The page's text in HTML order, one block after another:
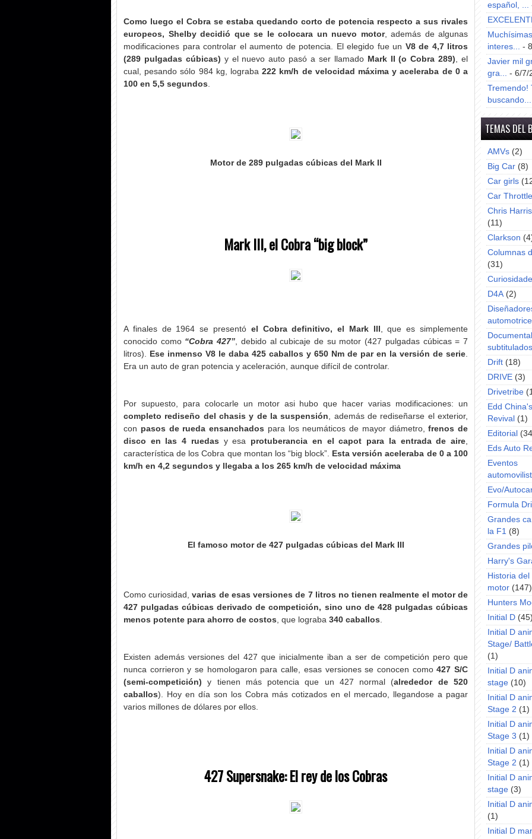
Como luego el Cobra se estaba quedando corto de potencia respecto a sus rivales
europeos, Shelby decidió que se le colocara un nuevo motor, además de algunas
modificaciones para controlar el aumento de potencia. El elegido fue un V8 de 4,7 litros
(289 pulgadas cúbicas) y el nuevo auto pasó a ser llamado Mark II (o Cobra 289), el
cual, pesando sólo 984 kg, lograba222 km/h de velocidad máxima y aceleraba de 0 a
100 en 5,5 segundos.
Motor de 289 pulgadas cúbicas del Mark II
Mark III, el Cobra “big block”
A finales de 1964 se presentó el Cobra definitivo, el Mark III , que es simplemente
conocido como “Cobra 427”, debido al cubicaje de su motor (427 pulgadas cúbicas = 7
litros). Ese inmenso V8 le daba 425 caballos y 650 Nm de par en la versión de serie.
Era un auto de gran potencia y aceleración, aunque difícil de controlar.
Por supuesto, para colocarle un motor asi hubo que hacer varias modificaciones: un
completo rediseño del chasis y de la suspensión, además de rediseñarse el exterior,
con pasos de rueda ensanchados para los neumáticos de mayor diámetro,frenos de
disco en las 4 ruedas y esa protuberancia en el capot para la entrada de aire,
característica de los Cobra que montan los “big block”. Esta versión aceleraba de 0 a 100
km/h en 4,2 segundos y llegaba a los 265 km/h de velocidad máxima
El famoso motor de 427 pulgadas cúbicas del Mark III
Como curiosidad,varias de esas versiones de 7 litros no tienen realmente el motor de
427 pulgadas cúbicas derivado de competición, sino uno de 428 pulgadas cúbicas
menos potente para ahorro de costos, que lograba 340 caballos.
Existen además versiones del 427 que inicialmente iban a ser de competición pero que
nunca corrieron y se homologaron para calle, esas versiones se conocen como427 S/C
(semi-competición) y tienen más potencia que un 427 normal (alrededor de 520
caballos). Hoy en día son los Cobra más cotizados en el mercado, llegandose a pagar
varios millones de dólares por ellos.
427 Supersnake: El rey de los Cobras
español, ...
interes... -
Javier mil
gra... - 6/7/
Tremendo!
buscando...
TEMAS DEL
AMVs (2)
Big Car (8)
Car girls
Car Throttle
Chris
(11)
Clarkson
Columnas
(31)
D4A (2)
subtitulados
Drift (18)
DRIVE (3)
Drivetribe
Edd
Revival (1)
Editorial
Eds Auto
Eventos
Evo/
Formula
Grandes
la F1 (8)
Grandes
Harry's
Historia
motor (147)
Hunters
Initial D
Initial D
Stage/
(1)
Initial D
stage (10)
Initial D
Stage 2 (1)
Initial D
Stage 3 (1)
Initial D
Stage 2 (1)
Initial D
stage (3)
Initial D
(1)
Initial D